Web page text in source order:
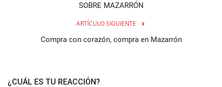
SOBRE MAZARRÓN
ARTÍCULO SIGUIENTE
Compra con corazón, compra en Mazarrón
¿CUÁL ES TU REACCIÓN?